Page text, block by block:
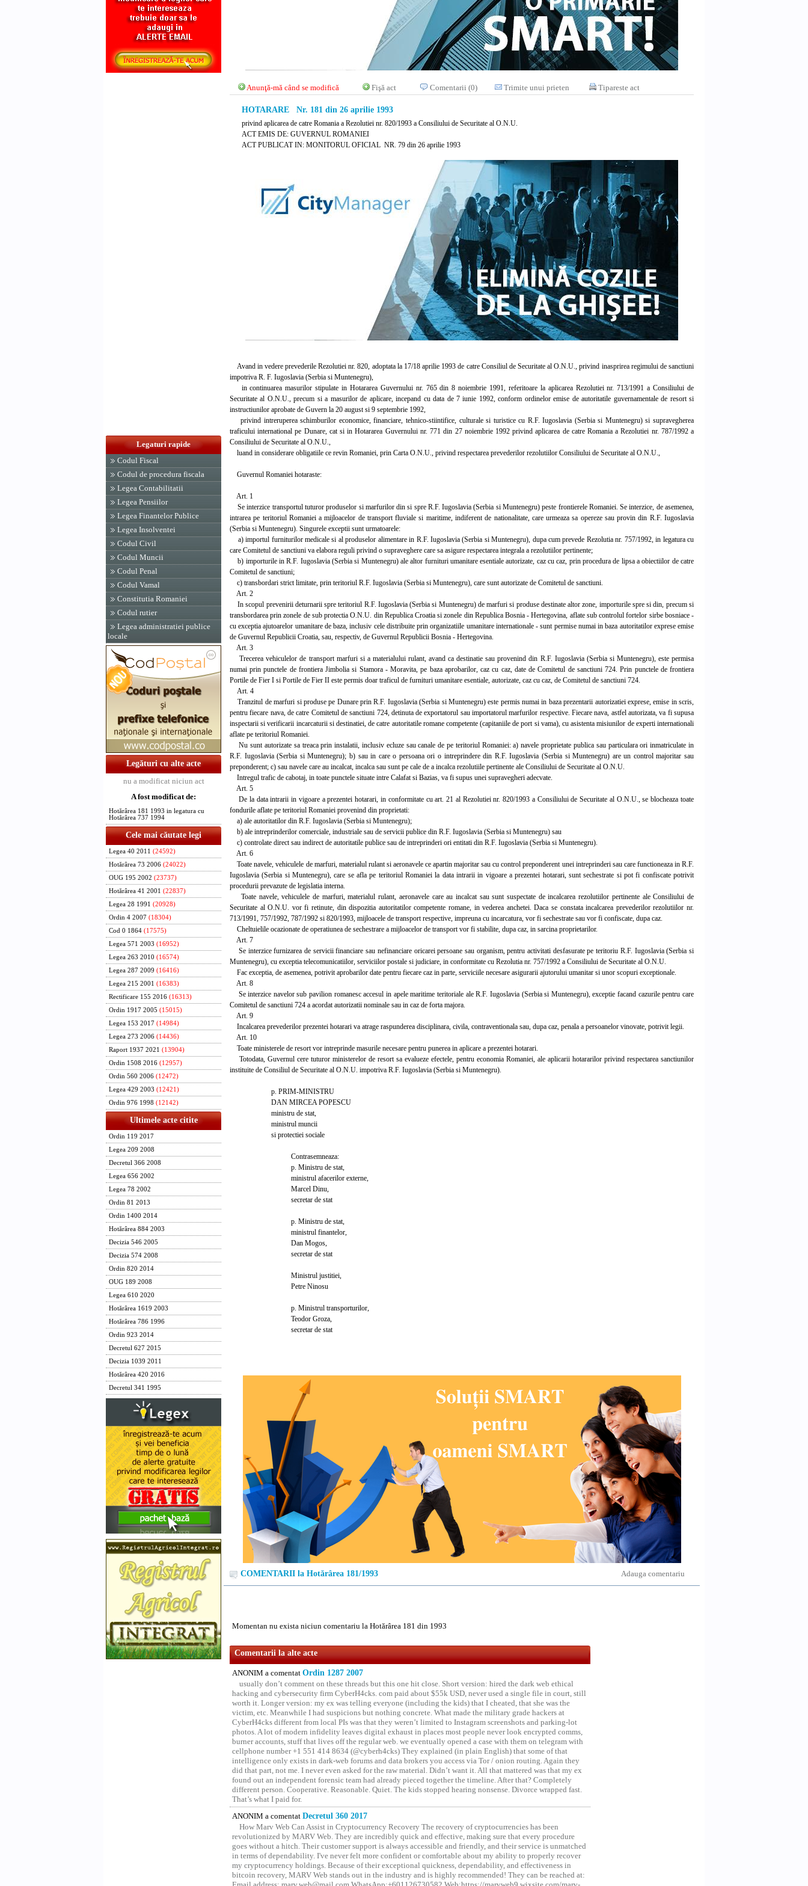
Legaturi rapide
Codul Fiscal
Codul de procedura fiscala
Legea Contabilitatii
Legea Pensiilor
Legea Finantelor Publice
Legea Insolventei
Codul Civil
Codul Muncii
Codul Penal
Codul Vamal
Constitutia Romaniei
Codul rutier
Legea administratiei publice
locale
Legături cu alte acte
nu a modificat niciun act
A fost modificat de:
Hotărârea 181 1993 in legatura cu
Hotărârea 737 1994
Cele mai căutate legi
Legea 40 2011 (24592)
Hotărârea 73 2006 (24022)
OUG 195 2002 (23737)
Hotărârea 41 2001 (22837)
Legea 28 1991 (20928)
Ordin 4 2007 (18304)
Cod 0 1864 (17575)
Legea 571 2003 (16952)
Legea 263 2010 (16574)
Legea 287 2009 (16416)
Legea 215 2001 (16383)
Rectificare 155 2016 (16313)
Ordin 1917 2005 (15015)
Legea 153 2017 (14984)
Legea 273 2006 (14436)
Raport 1937 2021 (13904)
Ordin 1508 2016 (12957)
Ordin 560 2006 (12472)
Legea 429 2003 (12421)
Ordin 976 1998 (12142)
Ultimele acte citite
Ordin 119 2017
Legea 209 2008
Decretul 366 2008
Legea 656 2002
Legea 78 2002
Ordin 81 2013
Ordin 1400 2014
Hotărârea 884 2003
Decizia 546 2005
Decizia 574 2008
Ordin 820 2014
OUG 189 2008
Legea 610 2020
Hotărârea 1619 2003
Hotărârea 786 1996
Ordin 923 2014
Decretul 627 2015
Decizia 1039 2011
Hotărârea 420 2016
Decretul 341 1995
Anunţă-mă când se modifică Fişă act Comentarii (0) Trimite unui prieten Tipareste act
HOTARARE Nr. 181 din 26 aprilie 1993
privind aplicarea de catre Romania a Rezolutiei nr. 820/1993 a Consiliului de Securitate al O.N.U.
ACT EMIS DE: GUVERNUL ROMANIEI
ACT PUBLICAT IN: MONITORUL OFICIAL NR. 79 din 26 aprilie 1993
Avand in vedere prevederile Rezolutiei nr. 820, adoptata la 17/18 aprilie 1993 de catre Consiliul de Securitate al O.N.U., privind inasprirea regimului de sanctiuni
impotriva R. F. Iugoslavia (Serbia si Muntenegru),
in continuarea masurilor stipulate in Hotararea Guvernului nr. 765 din 8 noiembrie 1991, referitoare la aplicarea Rezolutiei nr. 713/1991 a Consiliului de
Securitate al O.N.U., precum si a masurilor de aplicare, incepand cu data de 7 iunie 1992, conform ordinelor emise de autoritatile guvernamentale de resort si
instructiunilor aprobate de Guvern la 20 august si 9 septembrie 1992,
privind intreruperea schimburilor economice, financiare, tehnico-stiintifice, culturale si turistice cu R.F. Iugoslavia (Serbia si Muntenegru) si supravegherea
traficului international pe Dunare, cat si in Hotararea Guvernului nr. 771 din 27 noiembrie 1992 privind aplicarea de catre Romania a Rezolutiei nr. 787/1992 a
Consiliului de Securitate al O.N.U.,
luand in considerare obligatiile ce revin Romaniei, prin Carta O.N.U., privind respectarea prevederilor rezolutiilor Consiliului de Securitate al O.N.U.,
Guvernul Romaniei hotaraste:
Art. 1
Se interzice transportul tuturor produselor si marfurilor din si spre R.F. Iugoslavia (Serbia si Muntenegru) peste frontierele Romaniei. Se interzice, de asemenea,
intrarea pe teritoriul Romaniei a mijloacelor de transport fluviale si maritime, indiferent de nationalitate, care urmeaza sa opereze sau provin din R.F. Iugoslavia
(Serbia si Muntenegru). Singurele exceptii sunt urmatoarele:
a) importul furniturilor medicale si al produselor alimentare in R.F. Iugoslavia (Serbia si Muntenegru), dupa cum prevede Rezolutia nr. 757/1992, in legatura cu
care Comitetul de sanctiuni va elabora reguli privind o supraveghere care sa asigure respectarea integrala a rezolutiilor pertinente;
b) importurile in R.F. Iugoslavia (Serbia si Muntenegru) ale altor furnituri umanitare esentiale autorizate, caz cu caz, prin procedura de lipsa a obiectiilor de catre
Comitetul de sanctiuni;
c) transbordari strict limitate, prin teritoriul R.F. Iugoslavia (Serbia si Muntenegru), care sunt autorizate de Comitetul de sanctiuni.
Art. 2
In scopul prevenirii deturnarii spre teritoriul R.F. Iugoslavia (Serbia si Muntenegru) de marfuri si produse destinate altor zone, importurile spre si din, precum si
transbordarea prin zonele de sub protectia O.N.U. din Republica Croatia si zonele din Republica Bosnia - Hertegovina, aflate sub controlul fortelor sirbe bosniace -
cu exceptia ajutoarelor umanitare de baza, inclusiv cele distribuite prin organizatiile umanitare internationale - sunt permise numai in baza autoritatilor exprese emise
de Guvernul Republicii Croatia, sau, respectiv, de Guvernul Republicii Bosnia - Hertegovina.
Art. 3
Trecerea vehiculelor de transport marfuri si a materialului rulant, avand ca destinatie sau provenind din R.F. Iugoslavia (Serbia si Muntenegru), este permisa
numai prin punctele de frontiera Jimbolia si Stamora - Moravita, pe baza aprobarilor, caz cu caz, date de Comitetul de sanctiuni 724. Prin punctele de frontiera
Portile de Fier I si Portile de Fier II este permis doar traficul de furnituri umanitare esentiale, autorizate, caz cu caz, de Comitetul de sanctiuni 724.
Art. 4
Tranzitul de marfuri si produse pe Dunare prin R.F. Iugoslavia (Serbia si Muntenegru) este permis numai in baza prezentarii autorizatiei exprese, emise in scris,
pentru fiecare nava, de catre Comitetul de sanctiuni 724, detinuta de exportatorul sau importatorul marfurilor respective. Fiecare nava, astfel autorizata, va fi supusa
inspectarii si verificarii incarcaturii si destinatiei, de catre autoritatile romane competente (capitaniile de port si vama), cu asistenta misiunilor de experti internationali
aflate pe teritoriul Romaniei.
Nu sunt autorizate sa treaca prin instalatii, inclusiv ecluze sau canale de pe teritoriul Romaniei: a) navele proprietate publica sau particulara ori inmatriculate in
R.F. Iugoslavia (Serbia si Muntenegru); b) sau in care o persoana ori o intreprindere din R.F. Iugoslavia (Serbia si Muntenegru) are un control majoritar sau
preponderent; c) sau navele care au incalcat, incalca sau sunt pe cale de a incalca rezolutiile pertinente ale Consiliului de Securitate al O.N.U.
Intregul trafic de cabotaj, in toate punctele situate intre Calafat si Bazias, va fi supus unei supravegheri adecvate.
Art. 5
De la data intrarii in vigoare a prezentei hotarari, in conformitate cu art. 21 al Rezolutiei nr. 820/1993 a Consiliului de Securitate al O.N.U., se blocheaza toate
fondurile aflate pe teritoriul Romaniei provenind din proprietati:
a) ale autoritatilor din R.F. Iugoslavia (Serbia si Muntenegru);
b) ale intreprinderilor comerciale, industriale sau de servicii publice din R.F. Iugoslavia (Serbia si Muntenegru) sau
c) controlate direct sau indirect de autoritatile publice sau de intreprinderi ori entitati din R.F. Iugoslavia (Serbia si Muntenegru).
Art. 6
Toate navele, vehiculele de marfuri, materialul rulant si aeronavele ce apartin majoritar sau cu control preponderent unei intreprinderi sau care functioneaza in R.F.
Iugoslavia (Serbia si Muntenegru), care se afla pe teritoriul Romaniei la data intrarii in vigoare a prezentei hotarari, sunt sechestrate si pot fi confiscate potrivit
procedurii prevazute de legislatia interna.
Toate navele, vehiculele de marfuri, materialul rulant, aeronavele care au incalcat sau sunt suspectate de incalcarea rezolutiilor pertinente ale Consiliului de
Securitate al O.N.U. vor fi retinute, din dispozitia autoritatilor competente romane, in vederea anchetei. Daca se constata incalcarea prevederilor rezolutiilor nr.
713/1991, 757/1992, 787/1992 si 820/1993, mijloacele de transport respective, impreuna cu incarcatura, vor fi sechestrate sau vor fi confiscate, dupa caz.
Cheltuielile ocazionate de operatiunea de sechestrare a mijloacelor de transport vor fi stabilite, dupa caz, in sarcina proprietarilor.
Art. 7
Se interzice furnizarea de servicii financiare sau nefinanciare oricarei persoane sau organism, pentru activitati desfasurate pe teritoriu R.F. Iugoslavia (Serbia si
Muntenegru), cu exceptia telecomunicatiilor, serviciilor postale si judiciare, in conformitate cu Rezolutia nr. 757/1992 a Consiliului de Securitate al O.N.U.
Fac exceptia, de asemenea, potrivit aprobarilor date pentru fiecare caz in parte, serviciile necesare asigurarii ajutorului umanitar si unor scopuri exceptionale.
Art. 8
Se interzice navelor sub pavilion romanesc accesul in apele maritime teritoriale ale R.F. Iugoslavia (Serbia si Muntenegru), exceptie facand cazurile pentru care
Comitetul de sanctiuni 724 a acordat autorizatii nominale sau in caz de forta majora.
Art. 9
Incalcarea prevederilor prezentei hotarari va atrage raspunderea disciplinara, civila, contraventionala sau, dupa caz, penala a persoanelor vinovate, potrivit legii.
Art. 10
Toate ministerele de resort vor intreprinde masurile necesare pentru punerea in aplicare a prezentei hotarari.
Totodata, Guvernul cere tuturor ministerelor de resort sa evalueze efectele, pentru economia Romaniei, ale aplicarii hotararilor privind respectarea sanctiunilor
instituite de Consiliul de Securitate al O.N.U. impotriva R.F. Iugoslavia (Serbia si Muntenegru).
p. PRIM-MINISTRU
DAN MIRCEA POPESCU
ministru de stat,
ministrul muncii
si protectiei sociale
Contrasemneaza:
p. Ministru de stat,
ministrul afacerilor externe,
Marcel Dinu,
secretar de stat
p. Ministru de stat,
ministrul finantelor,
Dan Mogos,
secretar de stat
Ministrul justitiei,
Petre Ninosu
p. Ministrul transporturilor,
Teodor Groza,
secretar de stat
Adauga comentariu
COMENTARII la Hotărârea 181/1993
Momentan nu exista niciun comentariu la Hotărârea 181 din 1993
Comentarii la alte acte
ANONIM a comentat Ordin 1287 2007
usually don’t comment on these threads but this one hit close. Short version: hired the dark web ethical
hacking and cybersecurity firm CyberH4cks. com paid about $55k USD, never used a single file in court, still
worth it. Longer version: my ex was telling everyone (including the kids) that I cheated, that she was the
victim, etc. Meanwhile I had suspicions but nothing concrete. What made the military grade hackers at
CyberH4cks different from local PIs was that they weren’t limited to Instagram screenshots and parking-lot
photos. A lot of modern infidelity leaves digital exhaust in places most people never look encrypted comms,
burner accounts, stuff that lives off the regular web. we eventually opened a case with them on telegram with
cellphone number +1 551 414 8634 (@cyberh4cks) They explained (in plain English) that some of that
intelligence only exists in dark-web forums and data brokers you access via Tor / onion routing. Again they
did that part, not me. I never even asked for the raw material. Didn’t want it. All that mattered was that my ex
found out an independent forensic team had already pieced together the timeline. After that? Completely
different person. Cooperative. Reasonable. Quiet. The kids stopped hearing nonsense. Divorce wrapped fast.
That’s what I paid for.
ANONIM a comentat Decretul 360 2017
How Marv Web Can Assist in Cryptocurrency Recovery The recovery of cryptocurrencies has been
revolutionized by MARV Web. They are incredibly quick and effective, making sure that every procedure
goes without a hitch. Their customer support is always accessible and friendly, and their service is unmatched
in terms of dependability. I've never felt more confident or comfortable about my ability to properly recover
my cryptocurrency holdings. Because of their exceptional quickness, dependability, and effectiveness in
bitcoin recovery, MARV Web stands out in the industry and is highly recommended! They can be reached at: